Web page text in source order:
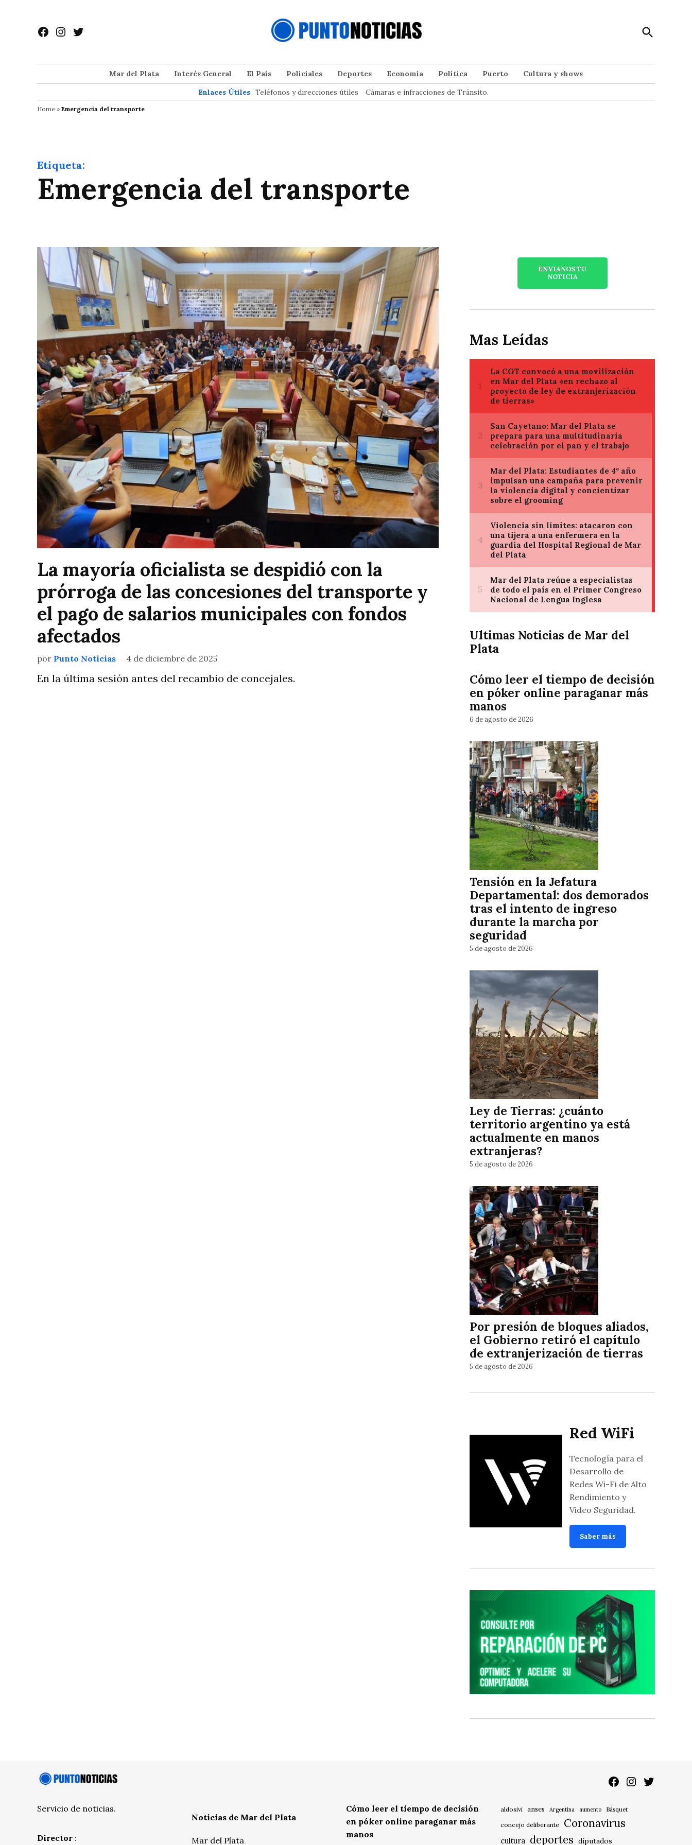
contenido
Facebook
Instagram
Twitter
Open
Search
Mar del Plata Interés General El País Policiales Deportes Economía Política Puerto
Cultura y shows
Enlaces Útiles Teléfonos y direcciones útiles Cámaras e infracciones de Tránsito.
Home » Emergencia del transporte
Etiqueta:
Emergencia del transporte
La mayoría oficialista se despidió con la
prórroga de las concesiones del transporte y
el pago de salarios municipales con fondos
afectados
por Punto Noticias 4 de diciembre de 2025
En la última sesión antes del recambio de concejales.
ENVIANOS TU
NOTICIA
Mas Leídas
Ultimas Noticias de Mar del
Plata
Cómo leer el tiempo de decisión
en póker online paraganar más
manos
6 de agosto de 2026
Tensión en la Jefatura
Departamental: dos demorados
tras el intento de ingreso
durante la marcha por
seguridad
5 de agosto de 2026
Ley de Tierras: ¿cuánto
territorio argentino ya está
actualmente en manos
extranjeras?
5 de agosto de 2026
Por presión de bloques aliados,
el Gobierno retiró el capítulo
de extranjerización de tierras
5 de agosto de 2026
Red WiFi
Tecnología para el
Desarrollo de
Redes Wi-Fi de Alto
Rendimiento y
Video Seguridad.
Saber más
Facebook
Instagram
Twitter
Servicio de noticias.
Director :
Noticias de Mar del Plata
Mar del Plata
Cómo leer el tiempo de decisión
en póker online paraganar más
manos
aldosivi anses Argentina aumento
Básquet
concejo deliberante
Coronavirus
cultura deportes diputados